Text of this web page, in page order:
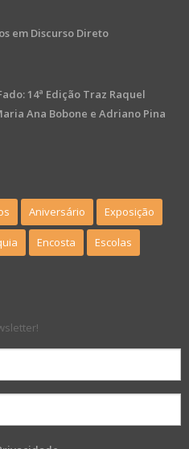
em Discurso Direto
14ª Edição Traz Raquel
Ana Bobone e Adriano Pina
Aniversário Exposição
Encosta Escolas